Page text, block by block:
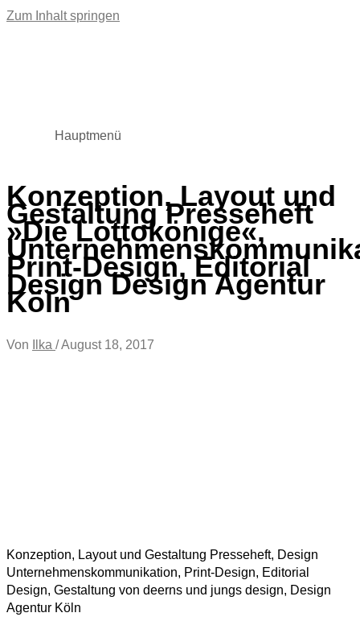
Zum Inhalt springen
Hauptmenü
Konzeption, Layout und
Gestaltung Presseheft
»Die Lottokönige«,
Print-Design, Editorial
Design Design Agentur
Köln
Von Ilka /August 18, 2017
Konzeption, Layout und Gestaltung Presseheft, Design
Unternehmenskommunikation, Print-Design, Editorial
Design, Gestaltung von deerns und jungs design, Design
Agentur Köln